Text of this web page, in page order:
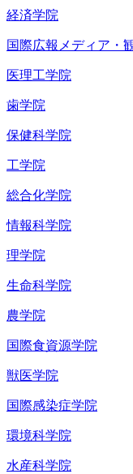
経済学院
国際広報メディア・
医理工学院
歯学院
保健科学院
工学院
総合化学院
情報科学院
理学院
生命科学院
農学院
国際食資源学院
獣医学院
国際感染症学院
環境科学院
水産科学院